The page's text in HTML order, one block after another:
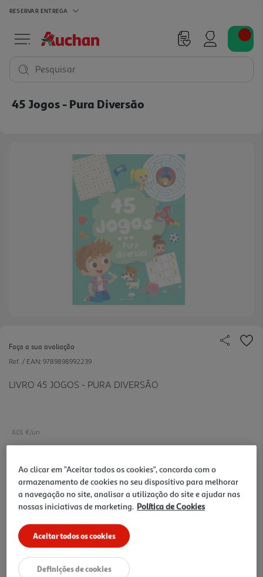
RESERVAR ENTREGA
Pesquisar
45 Jogos - Pura Diversão
Faça a sua avaliação
Ref. / EAN: 9789898992239
LIVRO 45 JOGOS - PURA DIVERSÃO
8.01 €/un
9,90 €PVP de editor
8,01 €
Notas de preparação
Ao clicar em "Aceitar todos os cookies", concorda com o
armazenamento de cookies no seu dispositivo para melhorar
a navegação no site, analisar a utilização do site e ajudar nas
nossas iniciativas de marketing. Política de Cookies
Aceitar todos os cookies
Definições de cookies